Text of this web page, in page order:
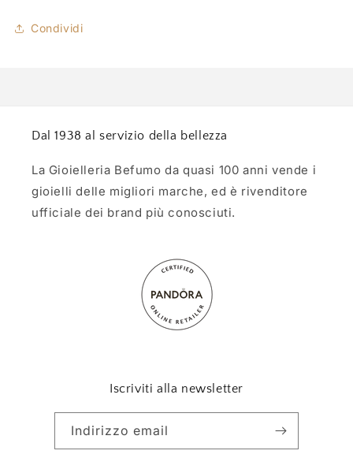
Condividi
Dal 1938 al servizio della bellezza
La Gioielleria Befumo da quasi 100 anni vende i
gioielli delle migliori marche, ed è rivenditore
ufficiale dei brand più conosciuti.
Iscriviti alla newsletter
Indirizzo email